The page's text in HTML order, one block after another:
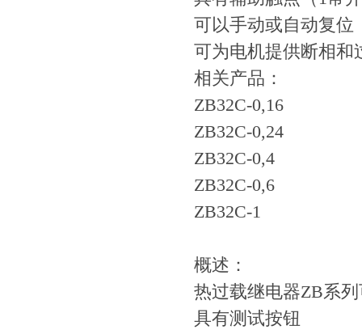
可以手动或自动复位
可为电机提供断相和
相关产品：
ZB32C-0,16
ZB32C-0,24
ZB32C-0,4
ZB32C-0,6
ZB32C-1
概述：
热过载继电器ZB系
具有测试按钮